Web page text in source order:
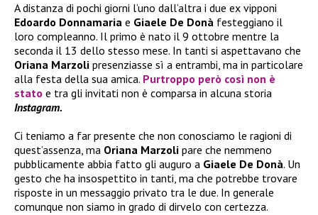
A distanza di pochi giorni l’uno dall’altra i due ex vipponi
Edoardo Donnamaria e Giaele De Donà festeggiano il
loro compleanno. Il primo è nato il 9 ottobre mentre la
seconda il 13 dello stesso mese. In tanti si aspettavano che
Oriana Marzoli presenziasse sì a entrambi, ma in particolare
alla festa della sua amica. Purtroppo però così non è
stato e tra gli invitati non è comparsa in alcuna storia
Instagram.
Ci teniamo a far presente che non conosciamo le ragioni di
quest’assenza, ma Oriana Marzoli pare che nemmeno
pubblicamente abbia fatto gli auguro a Giaele De Donà. Un
gesto che ha insospettito in tanti, ma che potrebbe trovare
risposte in un messaggio privato tra le due. In generale
comunque non siamo in grado di dirvelo con certezza.